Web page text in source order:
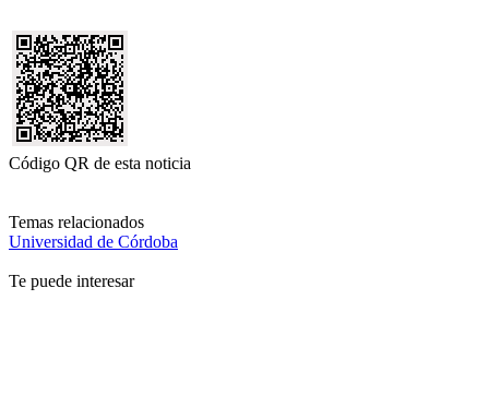
Código QR de esta noticia
Temas relacionados
Universidad de Córdoba
Te puede interesar